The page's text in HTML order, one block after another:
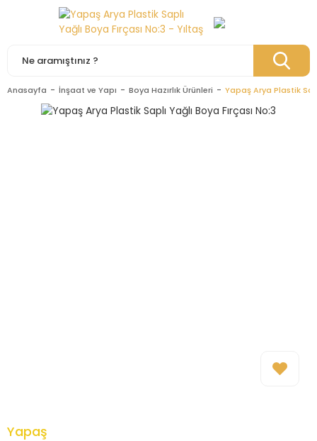
Anasayfa İnşaat ve Yapı Boya Hazırlık Ürünleri Yapaş Arya Plastik
Yapaş